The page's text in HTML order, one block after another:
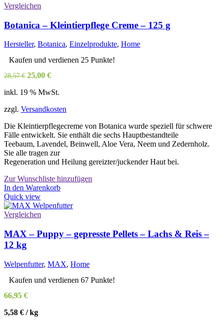
Produktseite
werden
Vergleichen
Botanica – Kleintierpflege Creme – 125 g
Hersteller, Botanica, Einzelprodukte, Home
Kaufen und verdienen 25 Punkte!
28,57€ Ursprünglicher
war:
25,00 €Aktueller
ist:
inkl. 19 % MwSt.
zzgl. Versandkosten
Die Kleintierpflegecreme von Botanica wurde speziell für schwere
Fälle entwickelt. Sie enthält die sechs Hauptbestandteile
Teebaum, Lavendel, Beinwell, Aloe Vera, Neem und Zedernholz.
Sie alle tragen zur
Regeneration und Heilung gereizter/juckender Haut bei.
Zur Wunschliste hinzufügen
In den Warenkorb
Quick view
Vergleichen
MAX – Puppy – gepresste Pellets – Lachs & Reis –
12 kg
Welpenfutter, MAX, Home
Kaufen und verdienen 67 Punkte!
66,95 €
5,58 € /kg